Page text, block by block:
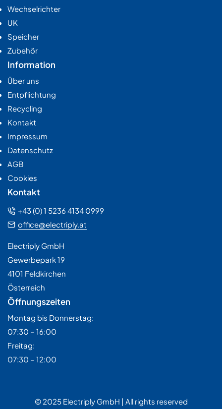
Wechselrichter
UK
Speicher
Zubehör
Information
Über uns
Entpflichtung
Recycling
Kontakt
Impressum
Datenschutz
AGB
Cookies
Kontakt
+43 (0) 1 5236 4134 0999
office@electriply.at
Electriply GmbH
Gewerbepark 19
4101 Feldkirchen
Österreich
Öffnungszeiten
Montag bis Donnerstag:
07:30 – 16:00
Freitag:
07:30 – 12:00
© 2025 Electriply GmbH | All rights reserved